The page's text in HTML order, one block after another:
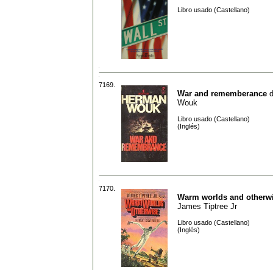
Libro usado (Castellano)
7169.
War and rememberance
Wouk
Libro usado (Castellano)
(Inglés)
7170.
Warm worlds and
James Tiptree Jr
Libro usado (Castellano)
(Inglés)